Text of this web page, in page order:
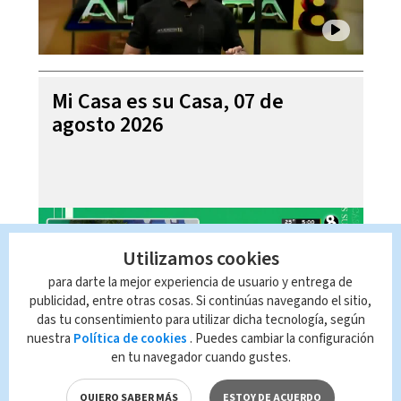
Mi Casa es su Casa, 07 de
agosto 2026
Telediario En Directo con Paula
Utilizamos cookies
para darte la mejor experiencia de usuario y entrega de
publicidad, entre otras cosas. Si continúas navegando el sitio,
das tu consentimiento para utilizar dicha tecnología, según
nuestra Política de cookies . Puedes cambiar la configuración
en tu navegador cuando gustes.
QUIERO SABER MÁS ESTOY DE ACUERDO